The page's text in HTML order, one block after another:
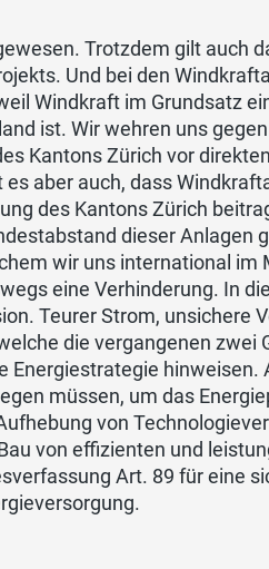
Trotzdem gilt auch
Und bei den
Windkraft im Grundsatz
ist. Wir wehren uns
Kantons Zürich vor
aber auch, dass
des Kantons Zürich
dieser Anlagen
wir uns international im
eine Verhinderung. In
Teurer Strom, unsichere
die vergangenen zwei
Energiestrategie hinweisen.
müssen, um das
von
von effizienten und
Art. 89 für eine